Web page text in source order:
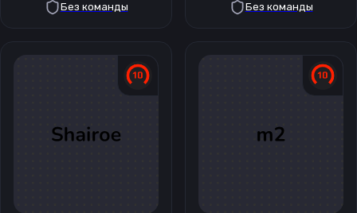
Без команды Без команды